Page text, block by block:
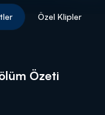
Özel Klipler
Özeti